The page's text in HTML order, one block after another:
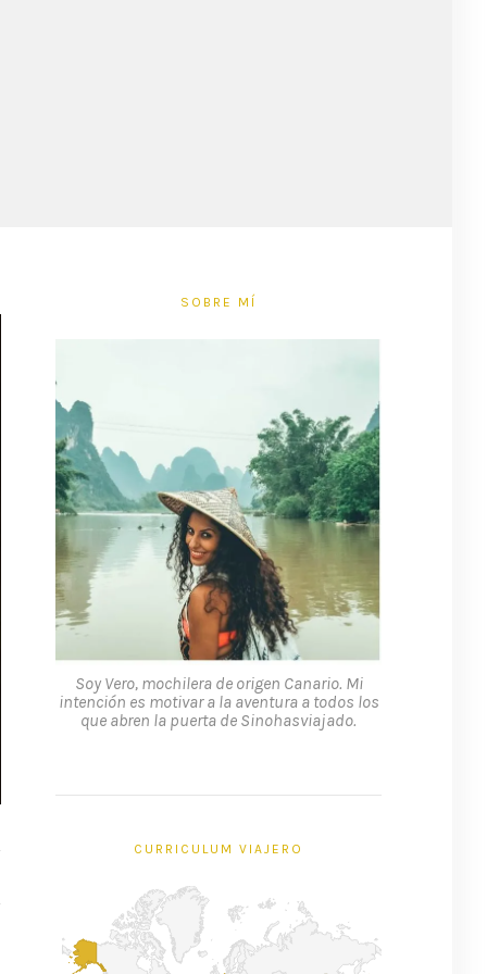
SOBRE MÍ
Soy Vero, mochilera de origen Canario. Mi
intención es motivar a la aventura a todos los
que abren la puerta de Sinohasviajado.
CURRICULUM VIAJERO